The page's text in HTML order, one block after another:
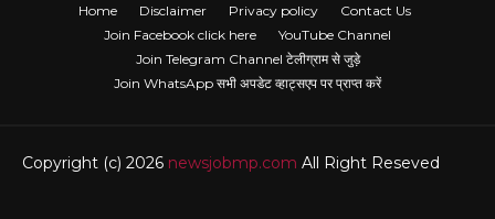
Home Disclaimer Privacy policy
Contact Us
Join Facebook click here
YouTube Channel
Join Telegram Channel टेलीग्राम से जुड़े
Join WhatsApp सभी अपडेट व्हाट्सएप पर प्राप्त करें
Copyright (c) 2026 newsjobmp.com All Right Reseved